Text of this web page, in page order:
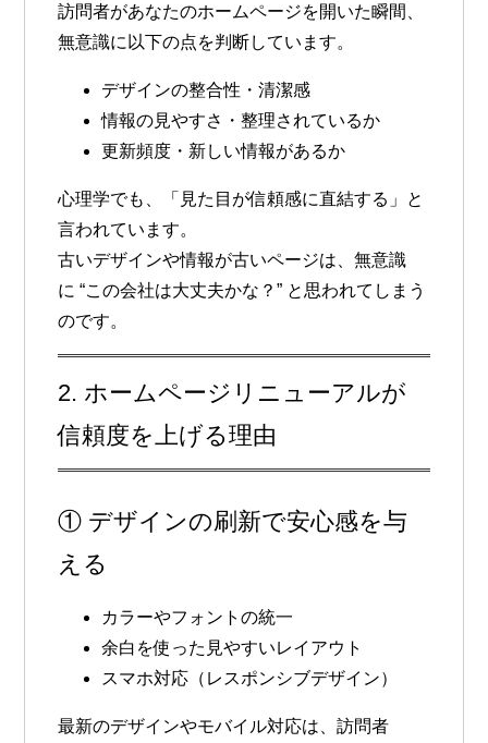
訪問者があなたのホームページを開いた瞬間、
無意識に以下の点を判断しています。
デザインの整合性・清潔感
情報の見やすさ・整理されているか
更新頻度・新しい情報があるか
心理学でも、「見た目が信頼感に直結する」と
言われています。
古いデザインや情報が古いページは、無意識
に“この会社は大丈夫かな？” と思われてしまう
のです。
2. ホームページリニューアルが
信頼度を上げる理由
① デザインの刷新で安心感を与
える
カラーやフォントの統一
余白を使った見やすいレイアウト
スマホ対応（レスポンシブデザイン）
最新のデザインやモバイル対応は、訪問者